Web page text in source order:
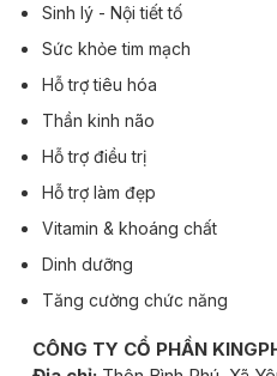
Sinh lý - Nội tiết tố
Sức khỏe tim mạch
Hỗ trợ tiêu hóa
Thần kinh não
Hỗ trợ điều trị
Hỗ trợ làm đẹp
Vitamin & khoáng chất
Dinh dưỡng
Tăng cường chức năng
CÔNG TY CỔ PHẦN